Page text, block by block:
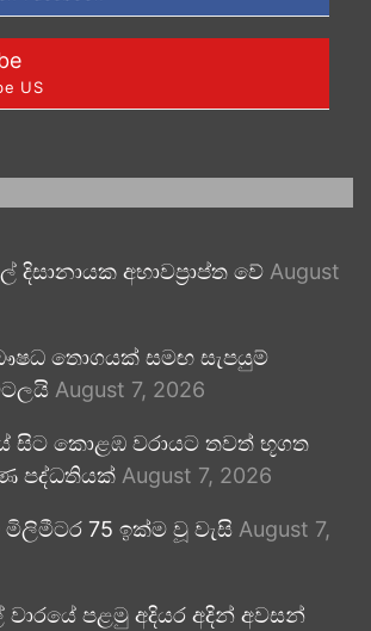
US
දිසානායක අභාවප්‍රාප්ත වේ August
තොගයක් සමඟ සැපයුම්
August 7, 2026
සිට කොළඹ වරායට තවත් භූගත
පද්ධතියක් August 7, 2026
මිලිමීටර 75 ඉක්ම වූ වැසි August 7,
පළමු අදියර අදින් අවසන්